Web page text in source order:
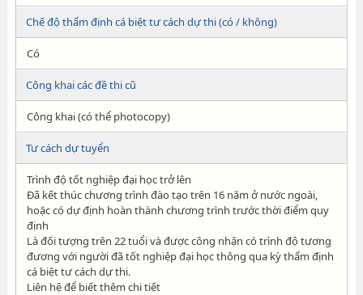
Chế độ thẩm định cá biệt tư cách dự thi (có / không)
Có
Công khai các đề thi cũ
Công khai (có thể photocopy)
Tư cách dự tuyển
Trình độ tốt nghiệp đại học trở lên
Đã kết thúc chương trình đào tạo trên 16 năm ở nước ngoài,
hoặc có dự định hoàn thành chương trình trước thời điểm quy
định
Là đối tượng trên 22 tuổi và được công nhận có trình độ tương
đương với người đã tốt nghiệp đại học thông qua kỳ thẩm định
cá biệt tư cách dự thi.
Liên hệ để biết thêm chi tiết